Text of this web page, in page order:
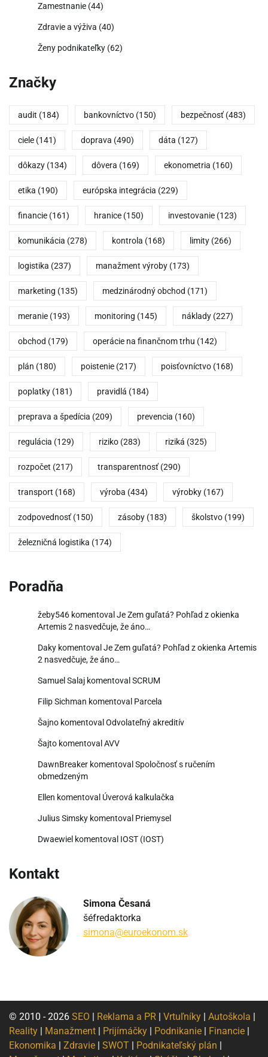
Zamestnanie (44)
Zdravie a výživa (40)
Ženy podnikateľky (62)
Značky
audit (184) bankovníctvo (150) bezpečnosť (483)
ciele (141) doprava (490) dáta (127)
dôkazy (134) dôvera (169) ekonometria (160)
etika (190) európska integrácia (229)
financie (161) hranice (150) investovanie (123)
komunikácia (278) kontrola (168) limity (266)
logistika (237) manažment výroby (173)
marketing (135) medzinárodný obchod (171)
meranie (193) monitoring (145) náklady (227)
obchod (179) operácie na finančnom trhu (142)
plán (180) poistenie (217) poisťovníctvo (168)
poplatky (181) pravidlá (184)
preprava a špedícia (209) prevencia (160)
regulácia (129) riziko (283) riziká (325)
rozpočet (217) transparentnosť (290)
transport (168) výroba (434) výrobky (167)
zodpovednosť (150) zásoby (183) školstvo (199)
železničná logistika (174)
Poradňa
žeby546 komentoval Je Zem guľatá? Pohľad z okienka
Artemis 2 nasvedčuje, že áno…
Daky komentoval Je Zem guľatá? Pohľad z okienka Artemis
2 nasvedčuje, že áno…
Samuel Salaj komentoval SCRUM
Filip Sichman komentoval Parcela
Šajno komentoval Odvolateľný akreditív
Šajto komentoval AVV
DawnBreaker komentoval Spoločnosť s ručením
obmedzeným
Ellen komentoval Úverová kalkulačka
Julius Simsky komentoval Priemysel
Dwaewiel komentoval IOST (IOST)
Kontakt
Simona Česaná
šéfredaktorka
simona@euroekonom.sk
© 2010 - 2026 SEO Reklama a PR Vrtuľníky Autoškola
Reality
Manažment Prijímáčky Podnikanie Financie
Ekonomika
Zdravie SWOT Podnikateľský plán